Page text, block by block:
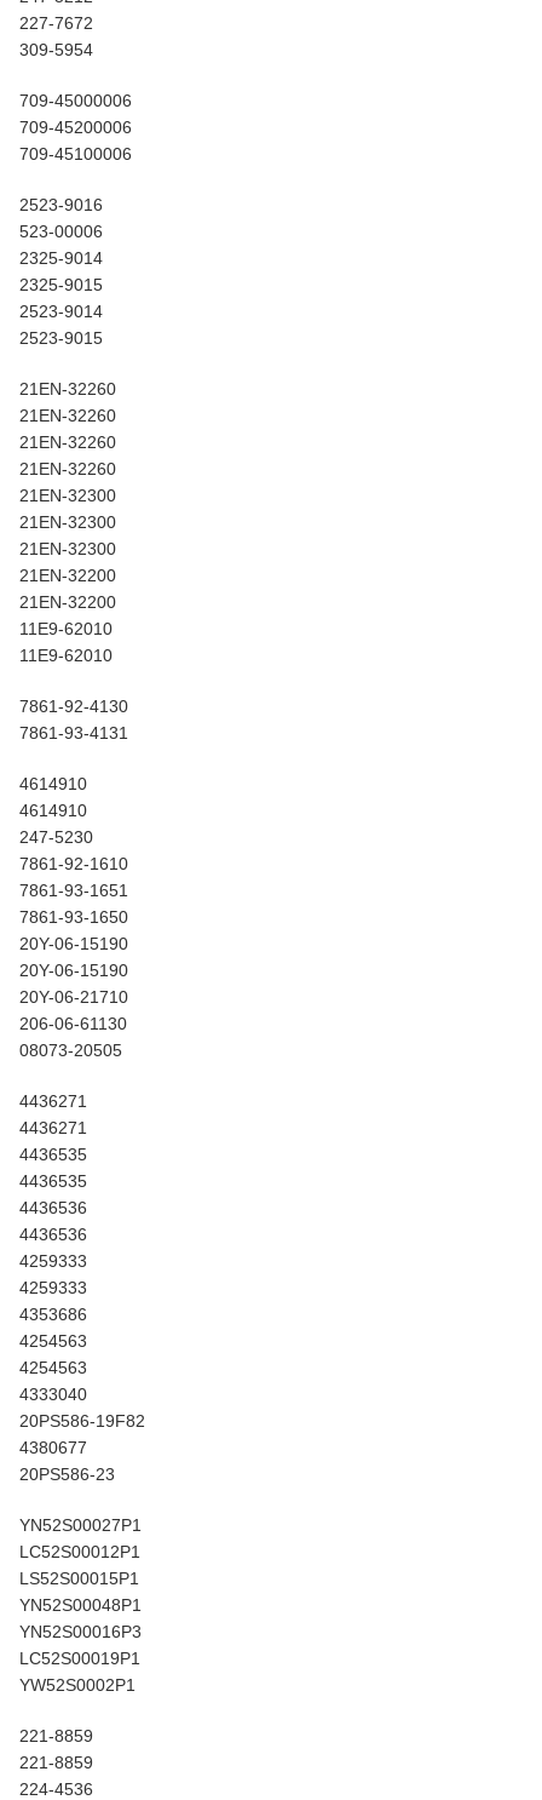
227-7672
309-5954
709-45000006
709-45200006
709-45100006
2523-9016
523-00006
2325-9014
2325-9015
2523-9014
2523-9015
21EN-32260
21EN-32260
21EN-32260
21EN-32260
21EN-32300
21EN-32300
21EN-32300
21EN-32200
21EN-32200
11E9-62010
11E9-62010
7861-92-4130
7861-93-4131
4614910
4614910
247-5230
7861-92-1610
7861-93-1651
7861-93-1650
20Y-06-15190
20Y-06-15190
20Y-06-21710
206-06-61130
08073-20505
4436271
4436271
4436535
4436535
4436536
4436536
4259333
4259333
4353686
4254563
4254563
4333040
20PS586-19F82
4380677
20PS586-23
YN52S00027P1
LC52S00012P1
LS52S00015P1
YN52S00048P1
YN52S00016P3
LC52S00019P1
YW52S0002P1
221-8859
221-8859
224-4536